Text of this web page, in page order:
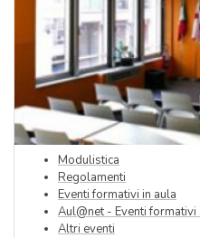
Modulistica
Regolamenti
Eventi formativi in aula
Aul@net - Eventi formativi
Altri eventi